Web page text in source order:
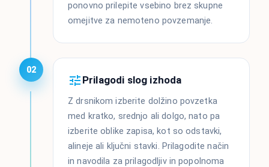
ponovno prilepite vsebino brez skupne
omejitve za nemoteno povzemanje.
02
Prilagodi slog izhoda
Z drsnikom izberite dolžino povzetka
med kratko, srednjo ali dolgo, nato pa
izberite oblike zapisa, kot so odstavki,
alineje ali ključni stavki. Prilagodite način
in navodila za prilagodljiv in popolnoma